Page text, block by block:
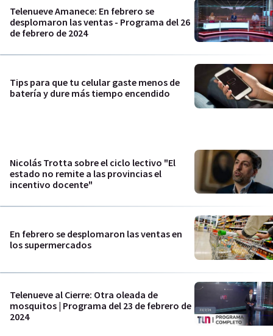
Telenueve Amanece: En febrero se
desplomaron las ventas - Programa del 26
de febrero de 2024
Tips para que tu celular gaste menos de
batería y dure más tiempo encendido
Nicolás Trotta sobre el ciclo lectivo "El
estado no remite a las provincias el
incentivo docente"
En febrero se desplomaron las ventas en
los supermercados
Telenueve al Cierre: Otra oleada de
mosquitos | Programa del 23 de febrero de
2024